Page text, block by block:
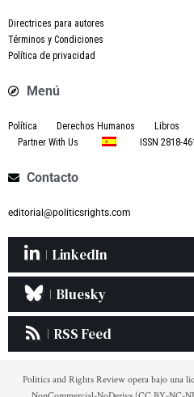
Directrices para autores
Términos y Condiciones
Política de privacidad
Menú
Política Derechos Humanos Libros
Partner With Us
ISSN 2818-
Contacto
editorial@politicsrights.com
LinkedIn
Bluesky
RSS Feed
Politics and Rights Review opera bajo una